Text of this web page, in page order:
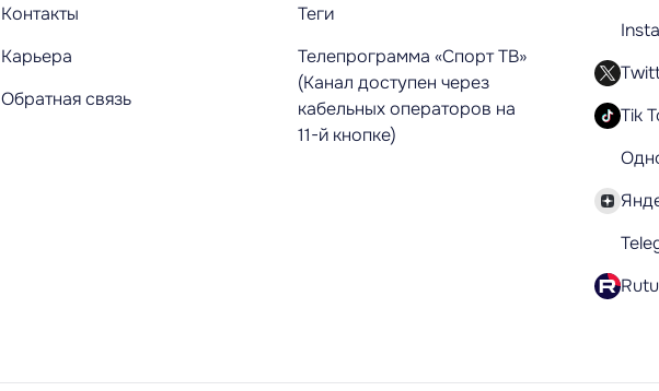
Контакты
Карьера
Обратная связь
Теги
Телепрограмма «Спорт ТВ»
(Канал доступен через
кабельных операторов на
11-й кнопке)
Tik